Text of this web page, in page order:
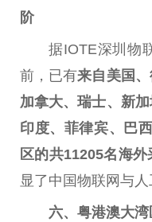
阶
据IOTE深圳物
前，已有来自美国、
加拿大、瑞士、新
印度、菲律宾、巴
区的共11205名海外
显了中国物联网与
六、粤港澳大